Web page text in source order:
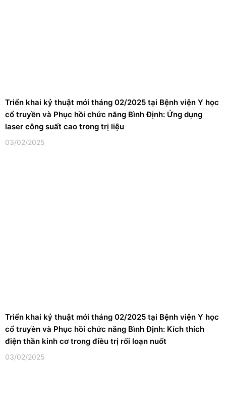
Triển khai kỷ thuật mới tháng 02/2025 tại Bệnh viện Y học
cổ truyền và Phục hồi chức năng Bình Định: Ứng dụng
laser công suất cao trong trị liệu
03/02/2025
Triển khai kỷ thuật mới tháng 02/2025 tại Bệnh viện Y học
cổ truyền và Phục hồi chức năng Bình Định: Kích thích
điện thần kinh cơ trong điều trị rối loạn nuốt
03/02/2025